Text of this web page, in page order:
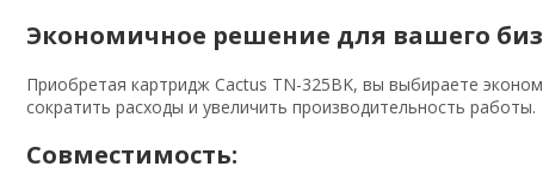
Экономичное решение для вашего
Приобретая картридж Cactus TN-325BK, вы выбираете
сократить расходы и увеличить производительность работы.
Совместимость: